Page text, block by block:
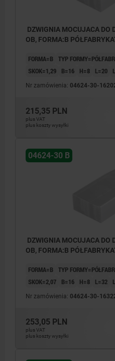
DZWIGNIA MOCUJACA DO DOCISKÓW Z DŹWIGNIĄ
OB, FORMA:B
FORMA=B TYP
SKOK=1,29
B=16 H=8 L=20
Nr zamówienia: 04624-30-
215,35 PLN
plus VAT
plus koszty wysyłki
04624-30 B
DZWIGNIA MOCUJACA DO DOCISKÓW Z DŹWIGNIĄ
OB, FORMA:B
FORMA=B TYP
SKOK=2,07
B=16 H=8 L=32
Nr zamówienia: 04624-30-
253,05 PLN
plus VAT
plus koszty wysyłki